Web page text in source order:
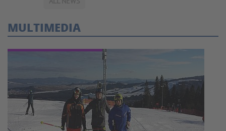
MULTIMEDIA